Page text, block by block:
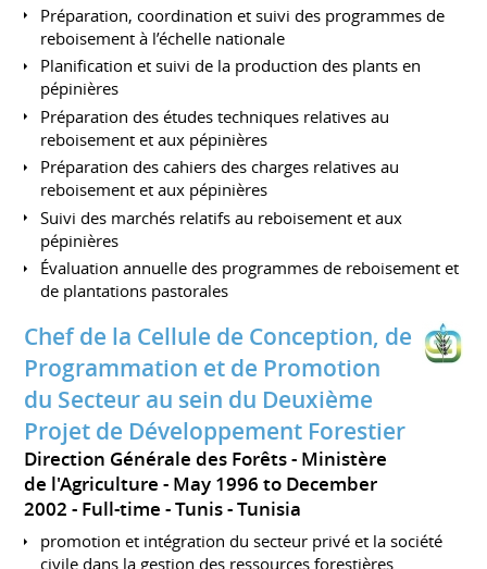
Préparation, coordination et suivi des programmes de
reboisement à l’échelle nationale
Planification et suivi de la production des plants en
pépinières
Préparation des études techniques relatives au
reboisement et aux pépinières
Préparation des cahiers des charges relatives au
reboisement et aux pépinières
Suivi des marchés relatifs au reboisement et aux
pépinières
Évaluation annuelle des programmes de reboisement et
de plantations pastorales
Chef de la Cellule de Conception, de
Programmation et de Promotion
du Secteur au sein du Deuxième
Projet de Développement Forestier
Direction Générale des Forêts - Ministère
de l'Agriculture
May 1996 to December
2002 Full-time Tunis Tunisia
promotion et intégration du secteur privé et la société
civile dans la gestion des ressources forestières